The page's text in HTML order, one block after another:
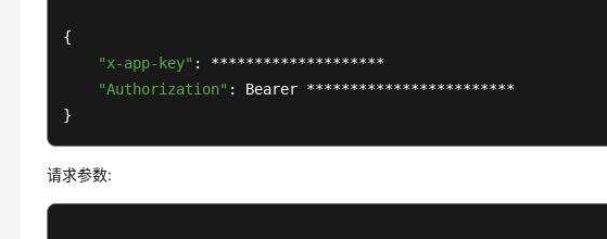
{
"x-app-key" : ********************
"Authorization" : Bearer ************************
}
请求参数: